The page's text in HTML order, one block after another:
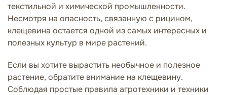
текстильной и химической промышленности.
Несмотря на опасность, связанную с рицином,
клещевина остается одной из самых интересных и
полезных культур в мире растений.
Если вы хотите вырастить необычное и полезное
растение, обратите внимание на клещевину.
Соблюдая простые правила агротехники и техники